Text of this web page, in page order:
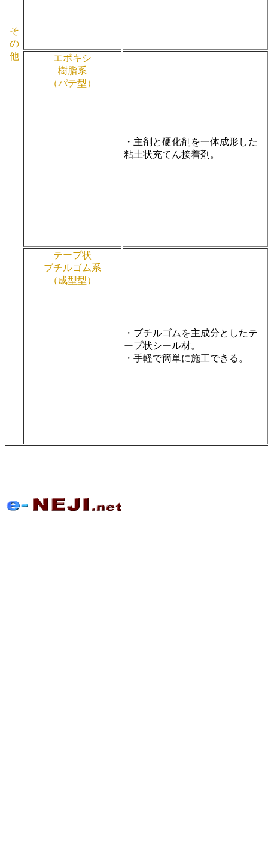
そ
の
他
エポキシ
樹脂系
（パテ型）
・主剤と硬化剤を一体成形した
粘土状充てん接着剤。
テープ状
ブチルゴム系
（成型型）
・ブチルゴムを主成分としたテ
ープ状シール材。
・手軽で簡単に施工できる。